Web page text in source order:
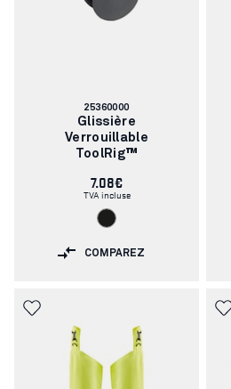
Numéro
d'article:
25360000
Glissière
Verrouillable
ToolRig™
7.08€
TVA incluse
COMPAREZ